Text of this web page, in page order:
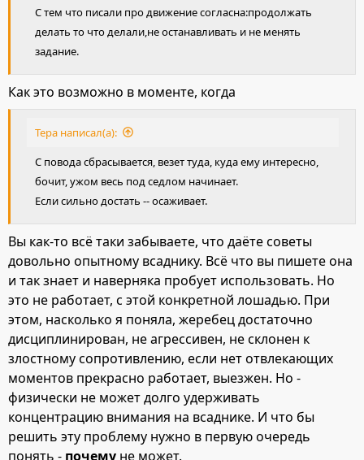
С тем что писали про движение согласна:продолжать
делать то что делали,не останавливать и не менять
задание.
Как это возможно в моменте, когда
Тера написал(а):
С повода сбрасывается, везет туда, куда ему интересно,
бочит, ужом весь под седлом начинает.
Если сильно достать -- осаживает.
Вы как-то всё таки забываете, что даёте советы
довольно опытному всаднику. Всё что вы пишете она
и так знает и наверняка пробует использовать. Но
это не работает, с этой конкретной лошадью. При
этом, насколько я поняла, жеребец достаточно
дисциплинирован, не агрессивен, не склонен к
злостному сопротивлению, если нет отвлекающих
моментов прекрасно работает, выезжен. Но -
физически не может долго удерживать
концентрацию внимания на всаднике. И что бы
решить эту проблему нужно в первую очередь
понять - почему не может.